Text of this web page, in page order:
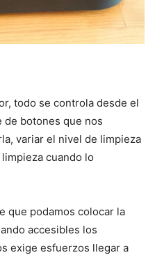
todo se controla desde el
de botones que nos
variar el nivel de limpieza
cuando lo
que podamos colocar la
accesibles los
exige esfuerzos llegar a